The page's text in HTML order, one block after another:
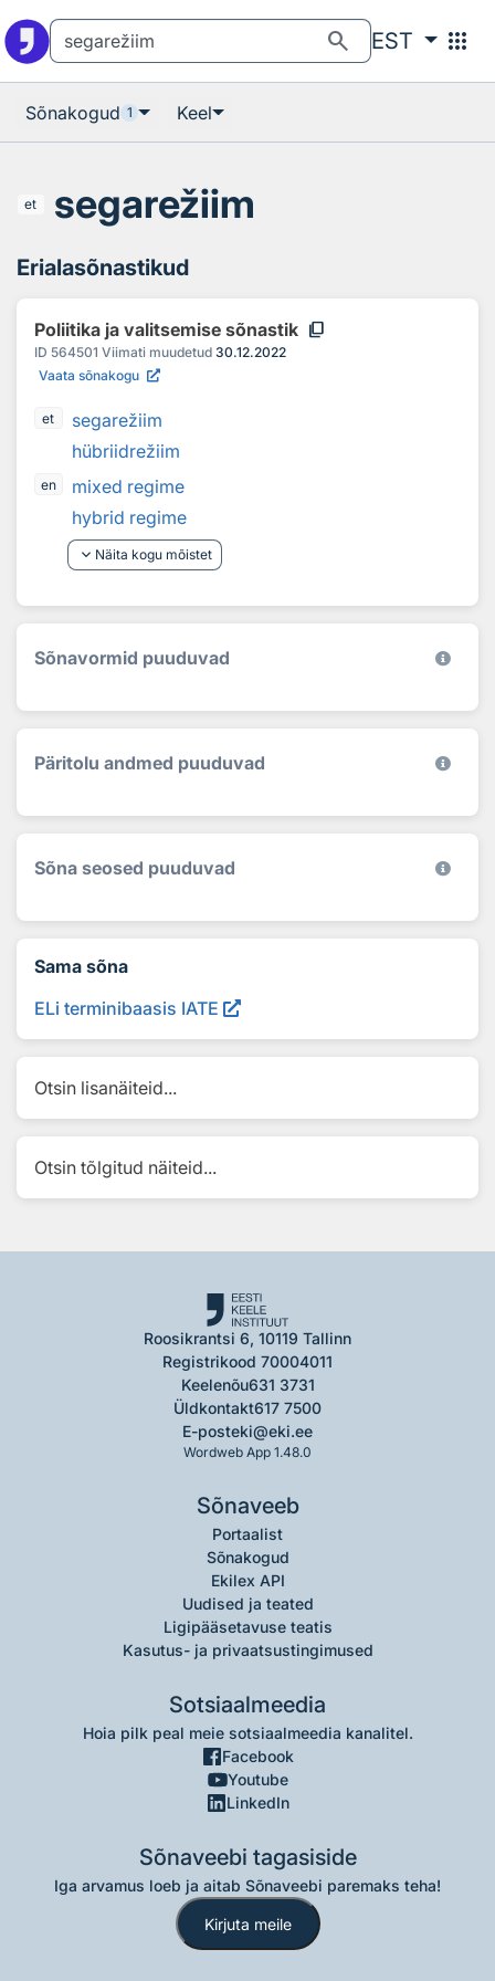
search EST apps
Sõnakogud 1 Keel
et segarežiim
Erialasõnastikud
Poliitika ja valitsemise sõnastik content_copy
ID 564501 Viimati muudetud 30.12.2022
Vaata sõnakogu
et
segarežiim
hübriidrežiim
en
mixed regime
hybrid regime
keyboard_arrow_down Näita kogu mõistet
Sõnavormid puuduvad
Päritolu andmed puuduvad
Sõna seosed puuduvad
Sama sõna
ELi terminibaasis IATE
Otsin lisanäiteid...
Otsin tõlgitud näiteid...
Roosikrantsi 6, 10119 Tallinn
Registrikood 70004011
Keelenõu631 3731
Üldkontakt617 7500
E-posteki@eki.ee
Wordweb App 1.48.0
Sõnaveeb
Portaalist
Sõnakogud
Ekilex API
Uudised ja teated
Ligipääsetavuse teatis
Kasutus- ja privaatsustingimused
Sotsiaalmeedia
Hoia pilk peal meie sotsiaalmeedia kanalitel.
Facebook
Youtube
LinkedIn
Sõnaveebi tagasiside
Iga arvamus loeb ja aitab Sõnaveebi paremaks teha!
Kirjuta meile